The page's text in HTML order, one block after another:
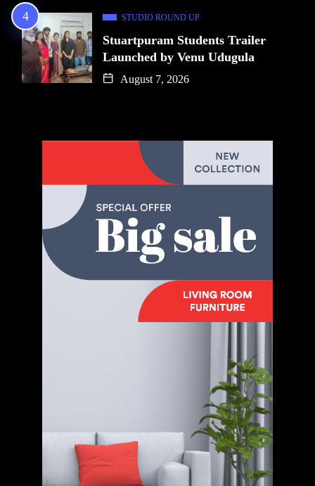
STUDIO ROUND UP
Stuartpuram Students Trailer
Launched by Venu Udugula
August 7, 2026